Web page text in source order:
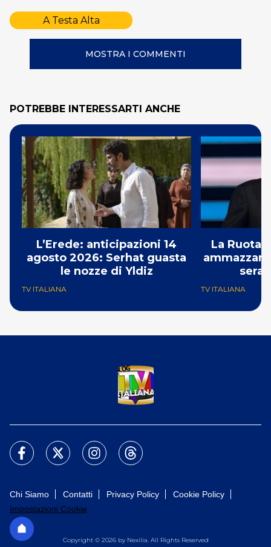
A Testa Alta
MOSTRA I COMMENTI
POTREBBE INTERESSARTI ANCHE
L’Erede: anticipazioni 14
agosto 2026: Serhat guasta
le nozze di Yldiz
TV ITALIANA
La Ruota
TV ITALIANA
Chi Siamo Contatti Privacy Policy
Cookie Policy
Impostazioni Cookie
Copyright © 2026 by Nexilia. All Rights Reserved